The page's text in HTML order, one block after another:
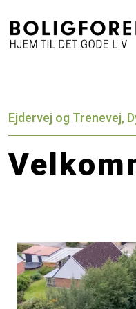
Ejdervej og Trenevej,